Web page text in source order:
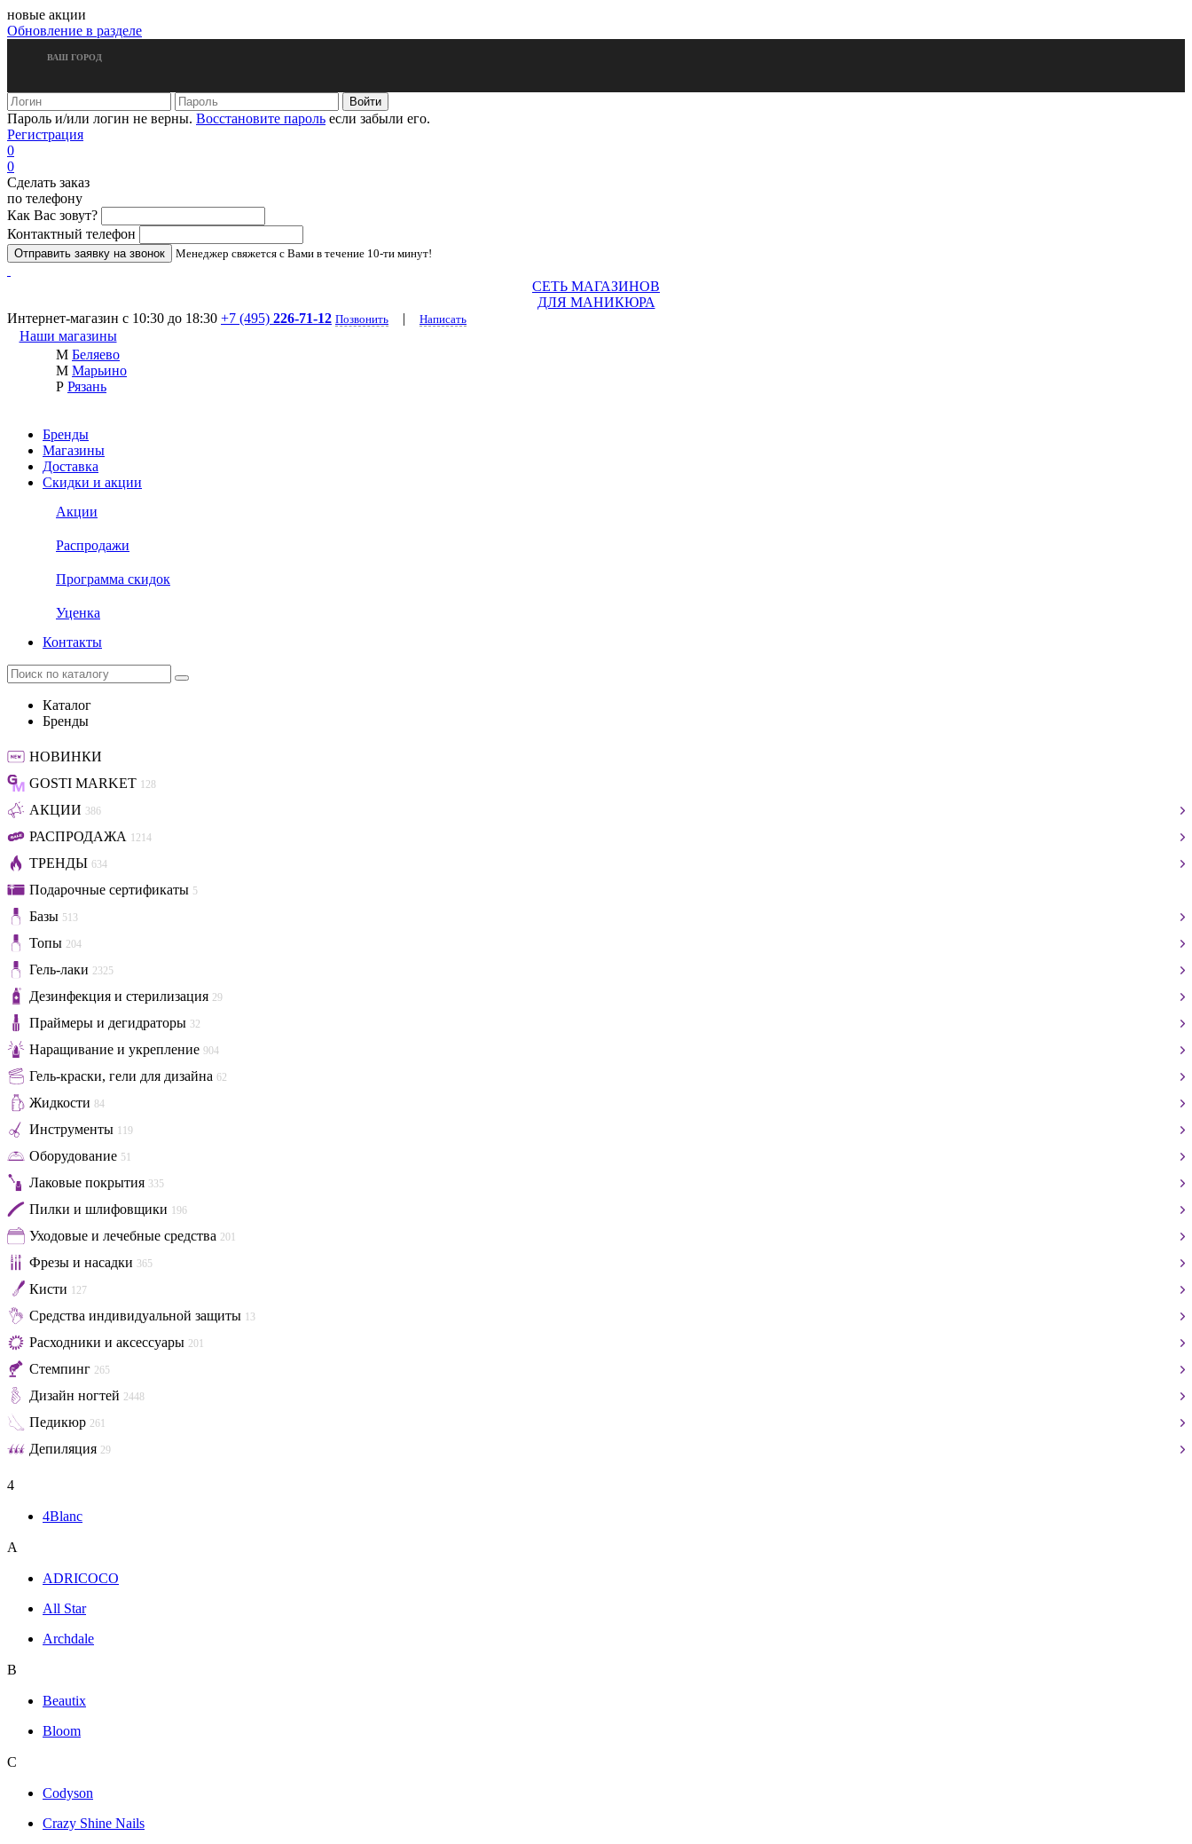
новые акции
Обновление в разделе
ВАШ ГОРОД
Пароль и/или логин не верны. Восстановите пароль если забыли его.
Регистрация
0
0
Сделать заказ
по телефону
Как Вас зовут?
Контактный телефон
Менеджер свяжется с Вами в течение 10-ти минут!
СЕТЬ МАГАЗИНОВ
ДЛЯ МАНИКЮРА
Интернет-магазин с 10:30 до 18:30 +7 (495) 226-71-12 Позвонить | Написать
Наши магазины
М Беляево
М Марьино
Р Рязань
Бренды
Магазины
Доставка
Скидки и акции
Акции
Распродажи
Программа скидок
Уценка
Контакты
Каталог
Бренды
НОВИНКИ
GOSTI MARKET 128
АКЦИИ 386
РАСПРОДАЖА 1214
ТРЕНДЫ 634
Подарочные сертификаты 5
Базы 513
Топы 204
Гель-лаки 2325
Дезинфекция и стерилизация 29
Праймеры и дегидраторы 32
Наращивание и укрепление 904
Гель-краски, гели для дизайна 62
Жидкости 84
Инструменты 119
Оборудование 51
Лаковые покрытия 335
Пилки и шлифовщики 196
Уходовые и лечебные средства 201
Фрезы и насадки 365
Кисти 127
Средства индивидуальной защиты 13
Расходники и аксессуары 201
Стемпинг 265
Дизайн ногтей 2448
Педикюр 261
Депиляция 29
4
4Blanc
A
ADRICOCO
All Star
Archdale
B
Beautix
Bloom
C
Codyson
Crazy Shine Nails